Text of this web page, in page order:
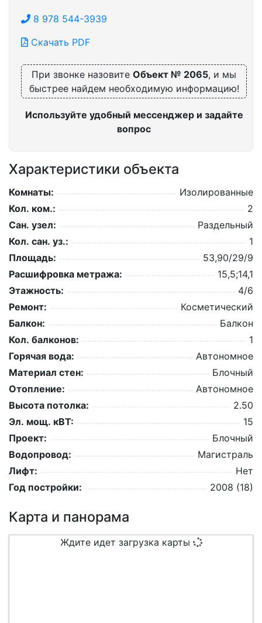
8 978 544-3939
Скачать PDF
При звонке назовите Объект № 2065, и мы
быстрее найдем необходимую информацию!
Используйте удобный мессенджер и задайте
вопрос
Характеристики объекта
Комнаты:
Изолированные
Кол. ком.:
2
Сан. узел:
Раздельный
Кол. сан. уз.:
1
Площадь:
53,90/29/9
Расшифровка метража:
15,5;14,1
Этажность:
4/6
Ремонт:
Косметический
Балкон:
Балкон
Кол. балконов:
1
Горячая вода:
Автономное
Материал стен:
Блочный
Отопление:
Автономное
Высота потолка:
2.50
Эл. мощ. кВТ:
15
Проект:
Блочный
Водопровод:
Магистраль
Лифт:
Нет
Год постройки:
2008 (18)
Карта и панорама
Ждите идет загрузка карты